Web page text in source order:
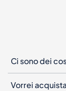
Ci sono dei
Vorrei